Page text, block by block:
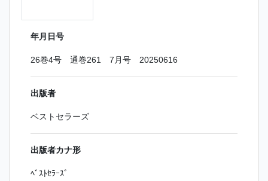
年月日号
26巻4号 通巻261 7月号 20250616
出版者
ベストセラーズ
出版者カナ形
ﾍﾞｽﾄｾﾗｰｽﾞ